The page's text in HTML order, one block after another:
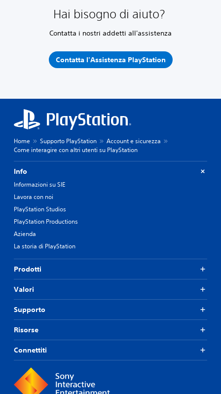
Hai bisogno di aiuto?
Contatta i nostri addetti all'assistenza
Contatta l'Assistenza PlayStation
Home Supporto PlayStation
Account e sicurezza
Come interagire con altri utenti su PlayStation
Info
Informazioni su SIE
Lavora con noi
PlayStation Studios
PlayStation Productions
Azienda
La storia di PlayStation
Prodotti
Valori
Supporto
Risorse
Connettiti